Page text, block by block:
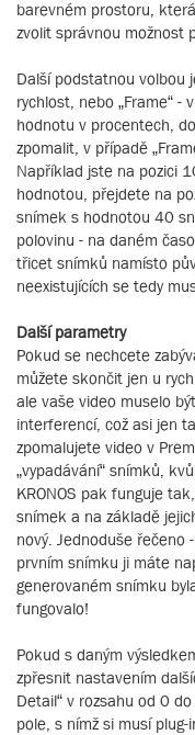
barevném prostoru,
zvolit správnou možnost
Další podstatnou volbou
rychlost, nebo „Frame“
hodnotu v procentech,
zpomalit, v případě
Například jste na pozici
hodnotou, přejdete na
snímek s hodnotou 40
polovinu - na daném
třicet snímků namísto
neexistujících se tedy
Další parametry
Pokud se nechcete
můžete skončit jen u
ale vaše video muselo
interferencí, což asi jen
zpomalujete video v
„vypadávání“ snímků,
KRONOS pak funguje
snímek a na základě
nový. Jednoduše
prvním snímku ji máte
generovaném snímku
fungovalo!
Pokud s daným
zpřesnit nastavením
Detail“ v rozsahu od 0
pole, s nímž si musí